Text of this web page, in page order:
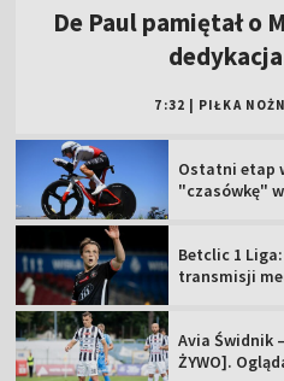
De Paul pamiętał o
7:32 PIŁKA
Ostatni etap
"czasówkę"
Betclic 1
transmisji
Avia Świdnik
ŻYWO].